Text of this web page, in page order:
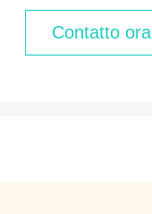
Contatto ora